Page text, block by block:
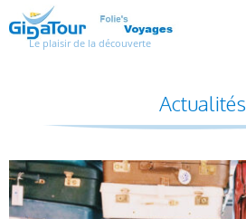
Le plaisir de la découverte
Actualités